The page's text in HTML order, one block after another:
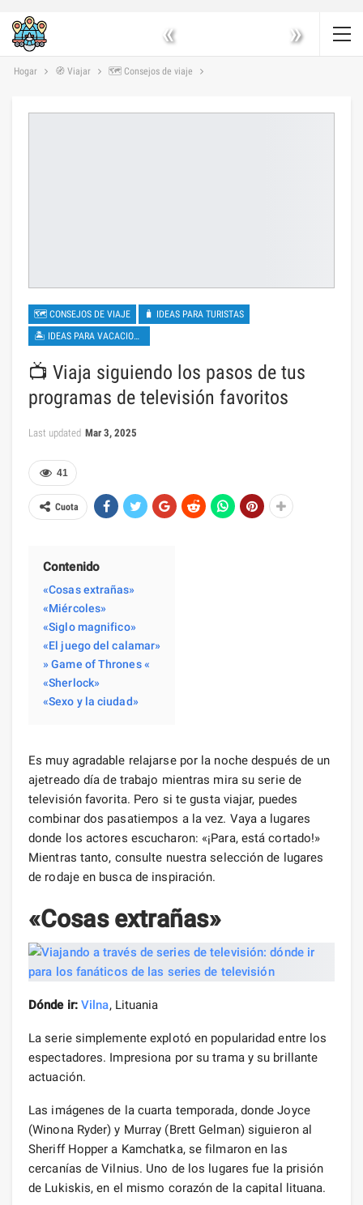
« »
Hogar 🧭 Viajar 🗺 Consejos de viaje
🗺 CONSEJOS DE VIAJE
🧳 IDEAS PARA TURISTAS
🏝 IDEAS PARA VACACIONES
📺 Viaja siguiendo los pasos de tus
programas de televisión favoritos
Last updated Mar 3, 2025
41
Cuota
Contenido
«Cosas extrañas»
«Miércoles»
«Siglo magnifico»
«El juego del calamar»
» Game of Thrones «
«Sherlock»
«Sexo y la ciudad»
Es muy agradable relajarse por la noche después de un
ajetreado día de trabajo mientras mira su serie de
televisión favorita. Pero si te gusta viajar, puedes
combinar dos pasatiempos a la vez. Vaya a lugares
donde los actores escucharon: «¡Para, está cortado!»
Mientras tanto, consulte nuestra selección de lugares
de rodaje en busca de inspiración.
«Cosas extrañas»
Dónde ir: Vilna, Lituania
La serie simplemente explotó en popularidad entre los
espectadores. Impresiona por su trama y su brillante
actuación.
Las imágenes de la cuarta temporada, donde Joyce
(Winona Ryder) y Murray (Brett Gelman) siguieron al
Sheriff Hopper a Kamchatka, se filmaron en las
cercanías de Vilnius. Uno de los lugares fue la prisión
de Lukiskis, en el mismo corazón de la capital lituana.